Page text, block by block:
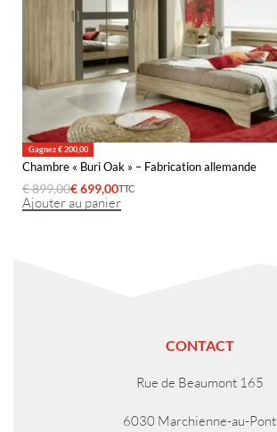
Gagnez € 200,00
Chambre « Buri Oak » – Fabrication allemande
€899,00€699,00TTC
Ajouter au panier
CONTACT
Rue de Beaumont 165
6030 Marchienne-au-Pont